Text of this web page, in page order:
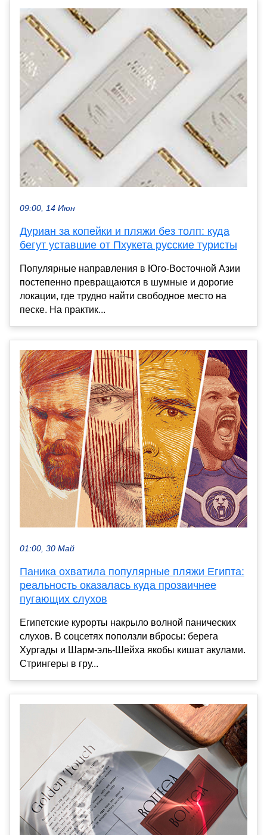
09:00, 14 Июн
Дуриан за копейки и пляжи без толп: куда
бегут уставшие от Пхукета русские туристы
Популярные направления в Юго-Восточной Азии
постепенно превращаются в шумные и дорогие
локации, где трудно найти свободное место на
песке. На практик...
01:00, 30 Май
Паника охватила популярные пляжи Египта:
реальность оказалась куда прозаичнее
пугающих слухов
Египетские курорты накрыло волной панических
слухов. В соцсетях поползли вбросы: берега
Хургады и Шарм-эль-Шейха якобы кишат акулами.
Стрингеры в гру...